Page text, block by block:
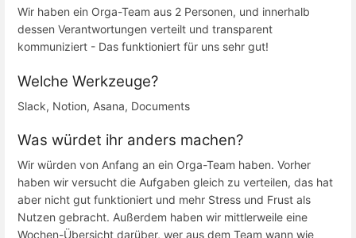
Wir haben ein Orga-Team aus 2 Personen, und innerhalb
dessen Verantwortungen verteilt und transparent
kommuniziert - Das funktioniert für uns sehr gut!
Welche Werkzeuge?
Slack, Notion, Asana, Documents
Was würdet ihr anders machen?
Wir würden von Anfang an ein Orga-Team haben. Vorher
haben wir versucht die Aufgaben gleich zu verteilen, das hat
aber nicht gut funktioniert und mehr Stress und Frust als
Nutzen gebracht. Außerdem haben wir mittlerweile eine
Wochen-Übersicht darüber, wer aus dem Team wann wie